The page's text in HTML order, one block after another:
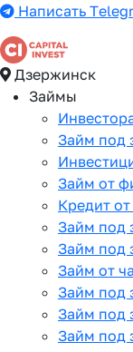
Написать
Дзержинск
Займы
Займ под
Займ от
Кредит
Займ под
Займ под
Займ от
Займ под
Займ под
Займ под